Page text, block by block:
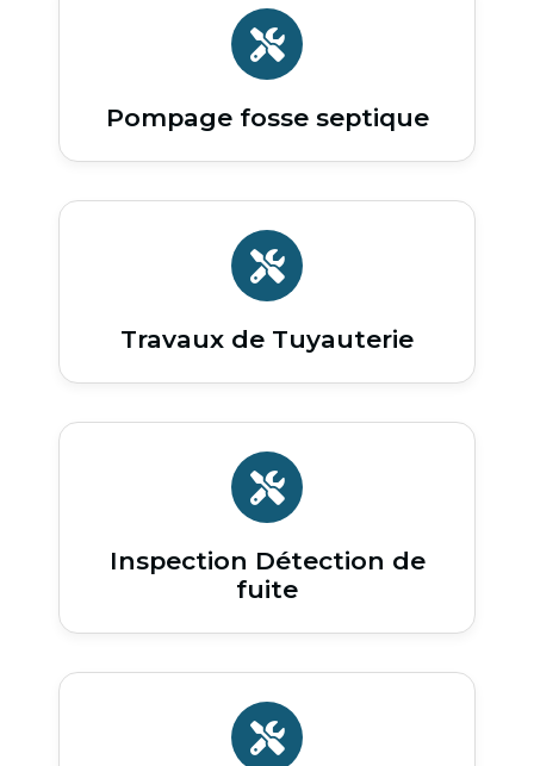
Pompage fosse septique
Travaux de Tuyauterie
Inspection Détection de
fuite